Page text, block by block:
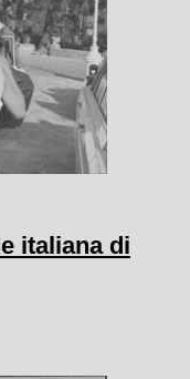
italiana di